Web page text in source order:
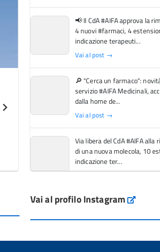
📢 Il CdA #AIFA approva la
4 nuovi #farmaci, 4
indicazione terapeuti...
Vai al post →
🔎 "Cerca un farmaco":
servizio #AIFA Medicinali,
dalla home de...
Vai al post →
Via libera del CdA #AIFA alla
di una nuova molecola, 10
indicazione ter...
L'Italia si conferma tra i primi
dal Servi...
Vai al profilo Instagram